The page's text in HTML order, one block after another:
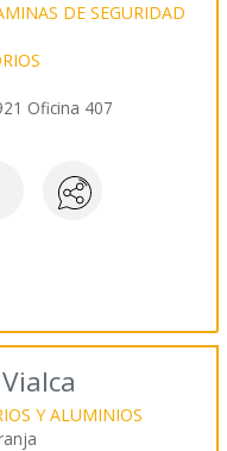
DE SEGURIDAD
Oficina 407
Y ALUMINIOS